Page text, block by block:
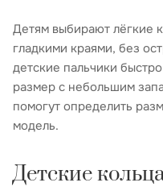
Детям выбирают лёгкие
гладкими краями, без
детские пальчики
размер с небольшим
помогут определить
модель.
Детские